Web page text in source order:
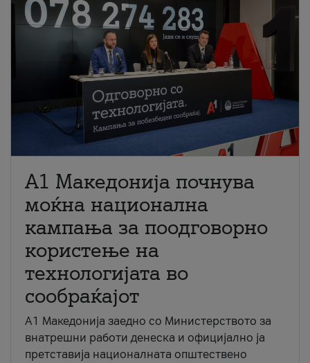
A1 Македонија почнува
моќна национална
кампања за поодговорно
користење на
технологијата во
сообраќајот
A1 Македонија заедно со Министерството за
внатрешни работи денеска и официјално ја
претставија националната општествено